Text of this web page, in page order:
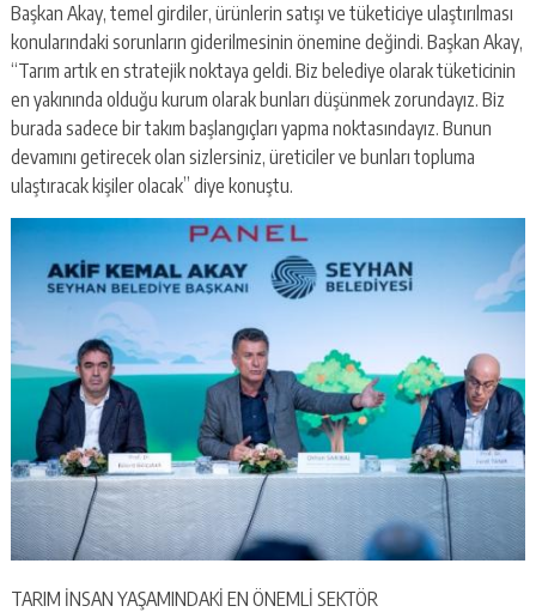
Başkan Akay, temel girdiler, ürünlerin satışı ve tüketiciye ulaştırılması
konularındaki sorunların giderilmesinin önemine değindi. Başkan Akay,
“Tarım artık en stratejik noktaya geldi. Biz belediye olarak tüketicinin
en yakınında olduğu kurum olarak bunları düşünmek zorundayız. Biz
burada sadece bir takım başlangıçları yapma noktasındayız. Bunun
devamını getirecek olan sizlersiniz, üreticiler ve bunları topluma
ulaştıracak kişiler olacak” diye konuştu.
TARIM İNSAN YAŞAMINDAKİ EN ÖNEMLİ SEKTÖR